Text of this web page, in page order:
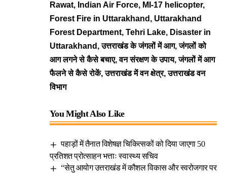
Rawat, Indian Air Force, MI-17 helicopter,
Forest Fire in Uttarakhand, Uttarakhand
Forest Department, Tehri Lake, Disaster in
Uttarakhand, उत्तराखंड के जंगलों में आग, जंगलों को
आग लगने से कैसे बचाए, वन संरक्षण के उपाय, जंगलों में आग
फैलने से कैसे रोकें, उत्तराखंड में वन क्षेत्र, उत्तराखंड वन
विभाग
You Might Also Like
पहाड़ों में तैनात विशेषज्ञ चिकित्सकों को दिया जाएगा 50
प्रतिशत प्रोत्साहन भत्ताः स्वास्थ्य सचिव
“सेतु आयोग उत्तराखंड में कौशल विकास और स्वरोजगार पर